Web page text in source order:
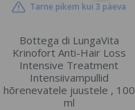
Tarne pikem kui 3 päeva
Bottega di LungaVita
Krinofort Anti-Hair Loss
Intensive Treatment
Intensiivampullid
hõrenevatele juustele , 100
ml